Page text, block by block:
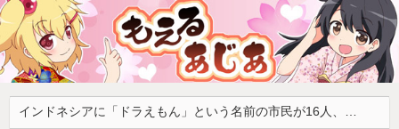
インドネシアに「ドラえもん」という名前の市民が16人、「のび太」は181人